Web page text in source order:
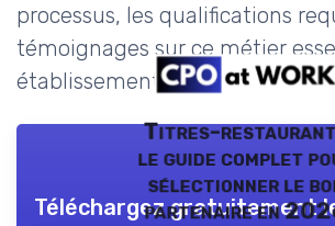
processus, les qualifications
témoignages sur ce métier
établissements scolaires.
Titres-
le guide complet
sélectionner le
partenaire en
Téléchargez gratuitement